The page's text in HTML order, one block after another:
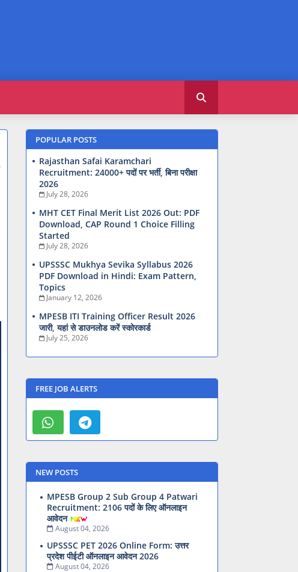
POPULAR POSTS
Rajasthan Safai Karamchari
Recruitment: 24000+ पदों पर भर्ती, बिना परीक्षा
2026
July 28, 2026
MHT CET Final Merit List 2026 Out: PDF
Download, CAP Round 1 Choice Filling
Started
July 28, 2026
UPSSSC Mukhya Sevika Syllabus 2026
PDF Download in Hindi: Exam Pattern,
Topics
January 12, 2026
MPESB ITI Training Officer Result 2026
जारी, यहां से डाउनलोड करें स्कोरकार्ड
July 25, 2026
FREE JOB ALERTS
NEW POSTS
MPESB Group 2 Sub Group 4 Patwari
Recruitment: 2106 पदों के लिए ऑनलाइन
आवेदन
August 04, 2026
UPSSSC PET 2026 Online Form: उत्तर
प्रदेश पीईटी ऑनलाइन आवेदन 2026
August 04, 2026